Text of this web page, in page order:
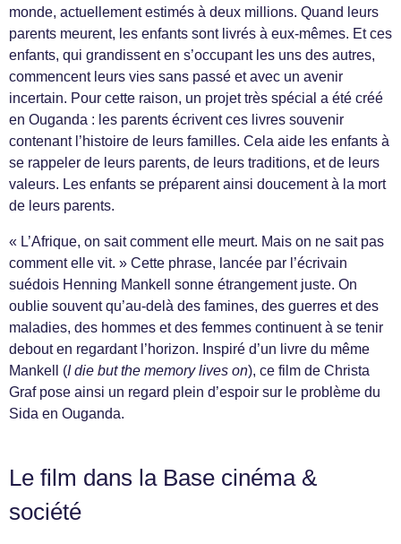
monde, actuellement estimés à deux millions. Quand leurs
parents meurent, les enfants sont livrés à eux-mêmes. Et ces
enfants, qui grandissent en s’occupant les uns des autres,
commencent leurs vies sans passé et avec un avenir
incertain. Pour cette raison, un projet très spécial a été créé
en Ouganda : les parents écrivent ces livres souvenir
contenant l’histoire de leurs familles. Cela aide les enfants à
se rappeler de leurs parents, de leurs traditions, et de leurs
valeurs. Les enfants se préparent ainsi doucement à la mort
de leurs parents.
« L’Afrique, on sait comment elle meurt. Mais on ne sait pas
comment elle vit. » Cette phrase, lancée par l’écrivain
suédois Henning Mankell sonne étrangement juste. On
oublie souvent qu’au-delà des famines, des guerres et des
maladies, des hommes et des femmes continuent à se tenir
debout en regardant l’horizon. Inspiré d’un livre du même
Mankell (I die but the memory lives on), ce film de Christa
Graf pose ainsi un regard plein d’espoir sur le problème du
Sida en Ouganda.
Le film dans la Base cinéma &
société